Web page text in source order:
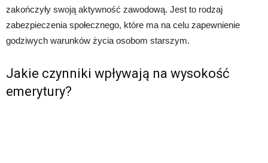
zakończyły swoją aktywność zawodową. Jest to rodzaj
zabezpieczenia społecznego, które ma na celu zapewnienie
godziwych warunków życia osobom starszym.
Jakie czynniki wpływają na wysokość
emerytury?